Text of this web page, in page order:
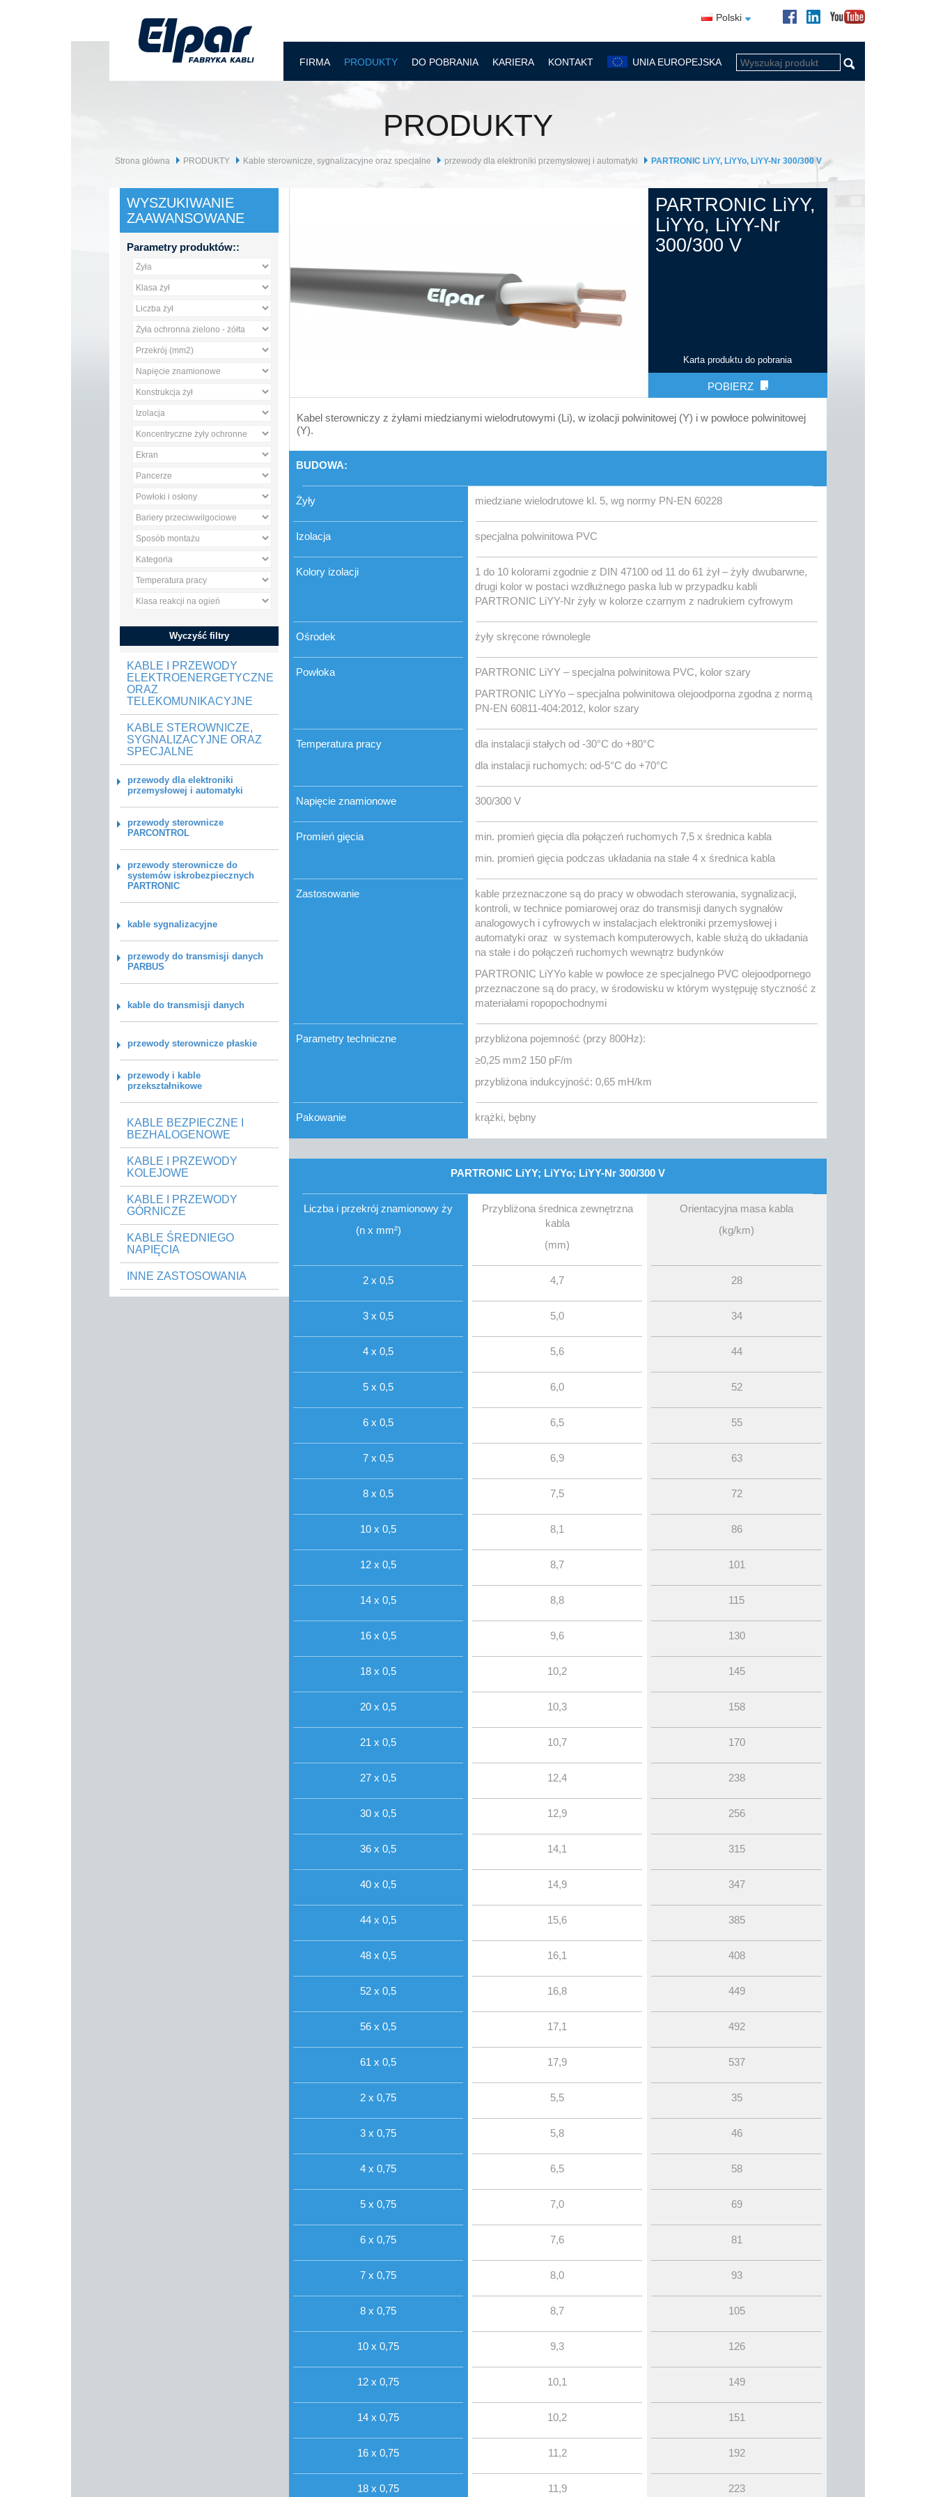
Polski
FIRMA PRODUKTY DO POBRANIA KARIERA KONTAKT UNIA EUROPEJSKA
PRODUKTY
Strona główna PRODUKTY Kable sterownicze, sygnalizacyjne oraz specjalne przewody dla elektroniki przemysłowej i automatyki PARTRONIC LiYY, LiYYo, LiYY-Nr 300/300 V
WYSZUKIWANIE
ZAAWANSOWANE
Parametry produktów::
Wyczyść filtry
KABLE I PRZEWODY
ELEKTROENERGETYCZNE
ORAZ
TELEKOMUNIKACYJNE
KABLE STEROWNICZE,
SYGNALIZACYJNE ORAZ
SPECJALNE
przewody dla elektroniki
przemysłowej i automatyki
przewody sterownicze
PARCONTROL
przewody sterownicze do
systemów iskrobezpiecznych
PARTRONIC
kable sygnalizacyjne
przewody do transmisji danych
PARBUS
kable do transmisji danych
przewody sterownicze płaskie
przewody i kable
przekształnikowe
KABLE BEZPIECZNE I
BEZHALOGENOWE
KABLE I PRZEWODY
KOLEJOWE
KABLE I PRZEWODY
GÓRNICZE
KABLE ŚREDNIEGO
NAPIĘCIA
INNE ZASTOSOWANIA
PARTRONIC LiYY,
LiYYo, LiYY-Nr
300/300 V
Karta produktu do pobrania
POBIERZ
Kabel sterowniczy z żyłami miedzianymi wielodrutowymi (Li), w izolacji polwinitowej (Y) i w powłoce polwinitowej
(Y).
BUDOWA:
Żyły miedziane wielodrutowe kl. 5, wg normy PN-EN 60228
Izolacja specjalna polwinitowa PVC
Kolory izolacji
1 do 10 kolorami zgodnie z DIN 47100 od 11 do 61 żył – żyły dwubarwne,
drugi kolor w postaci wzdłużnego paska lub w przypadku kabli
PARTRONIC LiYY-Nr żyły w kolorze czarnym z nadrukiem cyfrowym
Ośrodek żyły skręcone równolegle
Powłoka
PARTRONIC LiYY – specjalna polwinitowa PVC, kolor szary
PARTRONIC LiYYo – specjalna polwinitowa olejoodporna zgodna z normą
PN-EN 60811-404:2012, kolor szary
Temperatura pracy
dla instalacji stałych od -30°C do +80°C
dla instalacji ruchomych: od-5°C do +70°C
Napięcie znamionowe 300/300 V
Promień gięcia
min. promień gięcia dla połączeń ruchomych 7,5 x średnica kabla
min. promień gięcia podczas układania na stałe 4 x średnica kabla
Zastosowanie
kable przeznaczone są do pracy w obwodach sterowania, sygnalizacji,
kontroli, w technice pomiarowej oraz do transmisji danych sygnałów
analogowych i cyfrowych w instalacjach elektroniki przemysłowej i
automatyki oraz w systemach komputerowych, kable służą do układania
na stałe i do połączeń ruchomych wewnątrz budynków
PARTRONIC LiYYo kable w powłoce ze specjalnego PVC olejoodpornego
przeznaczone są do pracy, w środowisku w którym występuję styczność z
materiałami ropopochodnymi
Parametry techniczne
przybliżona pojemność (przy 800Hz):
≥0,25 mm2 150 pF/m
przybliżona indukcyjność: 0,65 mH/km
Pakowanie krążki, bębny
PARTRONIC LiYY; LiYYo; LiYY-Nr 300/300 V
Liczba i przekrój znamionowy ży
(n x mm²)
Przybliżona średnica zewnętrzna
kabla
(mm)
Orientacyjna masa kabla
(kg/km)
2 x 0,5 4,7 28
3 x 0,5 5,0 34
4 x 0,5 5,6 44
5 x 0,5 6,0 52
6 x 0,5 6,5 55
7 x 0,5 6,9 63
8 x 0,5 7,5 72
10 x 0,5 8,1 86
12 x 0,5 8,7 101
14 x 0,5 8,8 115
16 x 0,5 9,6 130
18 x 0,5 10,2 145
20 x 0,5 10,3 158
21 x 0,5 10,7 170
27 x 0,5 12,4 238
30 x 0,5 12,9 256
36 x 0,5 14,1 315
40 x 0,5 14,9 347
44 x 0,5 15,6 385
48 x 0,5 16,1 408
52 x 0,5 16,8 449
56 x 0,5 17,1 492
61 x 0,5 17,9 537
2 x 0,75 5,5 35
3 x 0,75 5,8 46
4 x 0,75 6,5 58
5 x 0,75 7,0 69
6 x 0,75 7,6 81
7 x 0,75 8,0 93
8 x 0,75 8,7 105
10 x 0,75 9,3 126
12 x 0,75 10,1 149
14 x 0,75 10,2 151
16 x 0,75 11,2 192
18 x 0,75 11,9 223